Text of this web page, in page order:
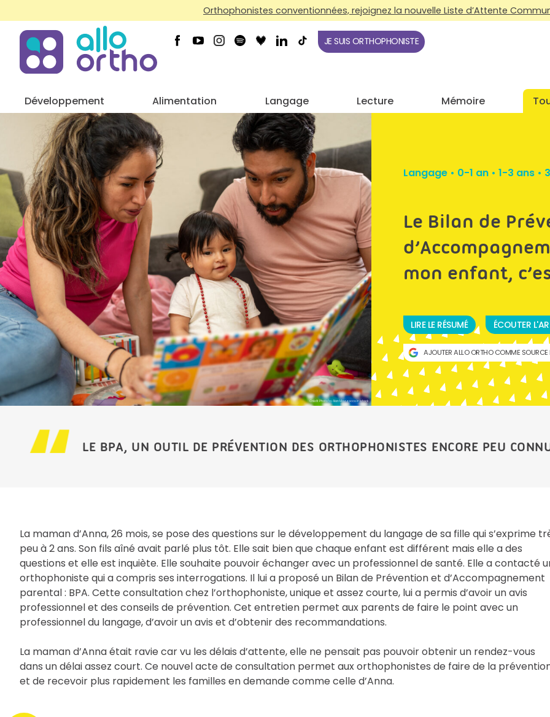
Orthophonistes conventionnées, rejoignez la nouvelle Liste d’Attente
JE SUIS ORTHOPHONISTE
Développement Alimentation Langage Lecture Mémoire
Crédit Photo by Alan Mazzocco in Istock
Langage• 0-1 an• 1-3 ans•
Le Bilan de
mon enfant,
LIRE LE RÉSUMÉ ÉCOUTER
AJOUTER ALLO ORTHO COMME SOURCE
LE BPA, UN OUTIL DE PRÉVENTION DES ORTHOPHONISTES ENCORE PEU
La maman d’Anna, 26 mois, se pose des questions sur le développement du langage de sa fille qui s’exprime
peu à 2 ans. Son fils aîné avait parlé plus tôt. Elle sait bien que chaque enfant est différent mais elle a des
questions et elle est inquiète. Elle souhaite pouvoir échanger avec un professionnel de santé. Elle a contacté
orthophoniste qui a compris ses interrogations. Il lui a proposé un Bilan de Prévention et d’Accompagnement
parental : BPA. Cette consultation chez l’orthophoniste, unique et assez courte, lui a permis d’avoir un avis
professionnel et des conseils de prévention. Cet entretien permet aux parents de faire le point avec un
professionnel du langage, d’avoir un avis et d’obtenir des recommandations.
La maman d’Anna était ravie car vu les délais d’attente, elle ne pensait pas pouvoir obtenir un rendez-vous
dans un délai assez court. Ce nouvel acte de consultation permet aux orthophonistes de faire de la
et de recevoir plus rapidement les familles en demande comme celle d’Anna.